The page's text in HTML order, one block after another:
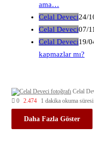
ama…
Celal Deveci24/
Celal Deveci07/
Celal Deveci19/
kapmazlar mı?
Celal
0 2.474 1 dakika okuma süresi
Daha Fazla Göster